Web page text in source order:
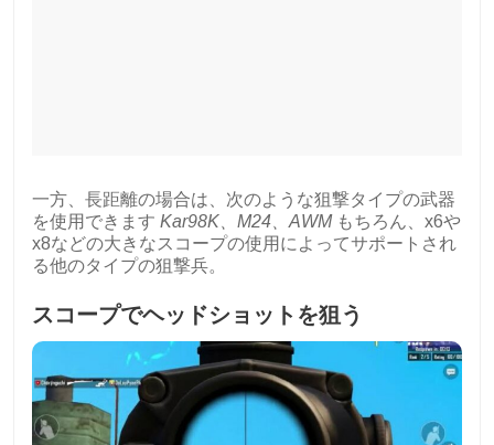
一方、長距離の場合は、次のような狙撃タイプの武器
を使用できます Kar98K、M24、AWMもちろん、x6や
x8などの大きなスコープの使用によってサポートされ
る他のタイプの狙撃兵。
スコープでヘッドショットを狙う